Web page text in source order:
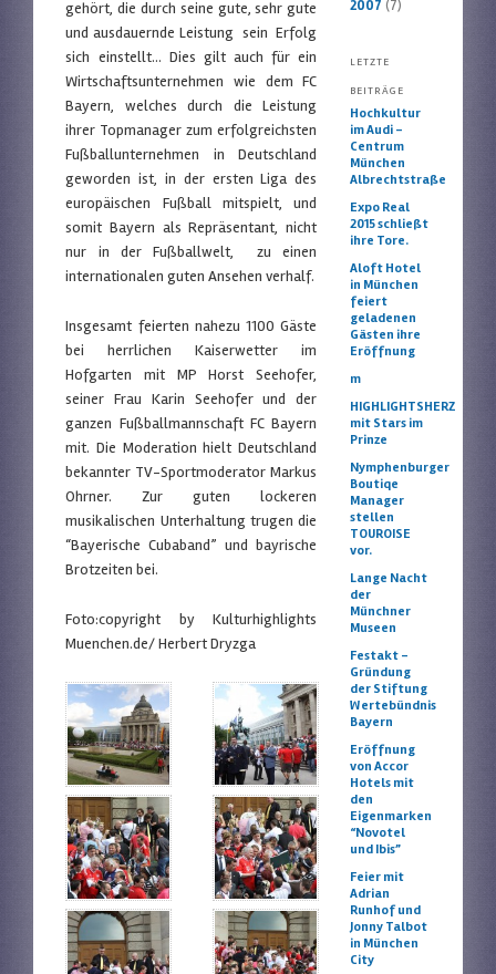
gehört, die durch seine gute, sehr gute
und ausdauernde Leistung sein Erfolg
sich einstellt… Dies gilt auch für ein
Wirtschaftsunternehmen wie dem FC
Bayern, welches durch die Leistung
ihrer Topmanager zum erfolgreichsten
Fußballunternehmen in Deutschland
geworden ist, in der ersten Liga des
europäischen Fußball mitspielt, und
somit Bayern als Repräsentant, nicht
nur in der Fußballwelt, zu einen
internationalen guten Ansehen verhalf.
Insgesamt feierten nahezu 1100 Gäste
bei herrlichen Kaiserwetter im
Hofgarten mit MP Horst Seehofer,
seiner Frau Karin Seehofer und der
ganzen Fußballmannschaft FC Bayern
mit. Die Moderation hielt Deutschland
bekannter TV-Sportmoderator Markus
Ohrner. Zur guten lockeren
musikalischen Unterhaltung trugen die
“Bayerische Cubaband” und bayrische
Brotzeiten bei.
Foto:copyright by Kulturhighlights
Muenchen.de/ Herbert Dryzga
2007 (7)
LETZTE
BEITRÄGE
Hochkultur
im Audi –
Centrum
München
Albrechtstraße
Expo Real
2015 schließt
ihre Tore.
Aloft Hotel
in München
feiert
geladenen
Gästen ihre
Eröffnung
m
HIGHLIGHTSHERZ
mit Stars im
Prinze
Nymphenburger
Boutiqe
Manager
stellen
TOUROISE
vor.
Lange Nacht
der
Münchner
Museen
Festakt –
Gründung
der Stiftung
Wertebündnis
Bayern
Eröffnung
von Accor
Hotels mit
den
Eigenmarken
“Novotel
und Ibis”
Feier mit
Adrian
Runhof und
Jonny Talbot
in München
City